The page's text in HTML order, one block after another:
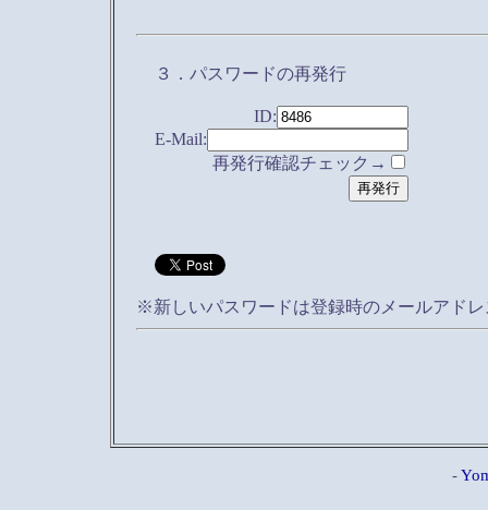
３．パスワードの再発行
ID:
E-Mail:
再発行確認チェック→
※新しいパスワードは登録時のメールアド
-